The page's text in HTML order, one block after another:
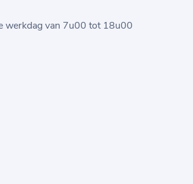
werkdag van 7u00 tot 18u00